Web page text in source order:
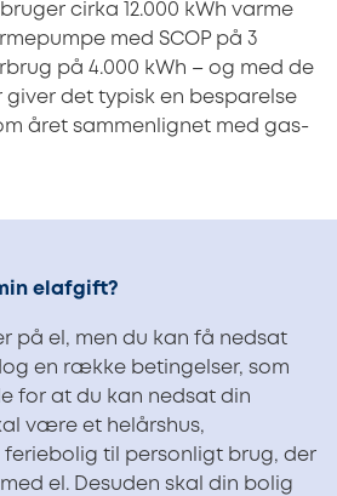
cirka 12.000 kWh varme
med SCOP på 3
på 4.000 kWh – og med de
det typisk en besparelse
året sammenlignet med gas-
elafgift?
på el, men du kan få nedsat
en række betingelser, som
for at du kan nedsat din
være et helårshus,
feriebolig til personligt brug, der
el. Desuden skal din bolig